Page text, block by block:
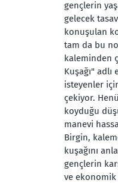
gençlerin
gelecek
konuşulan
tam da bu
kaleminden
Kuşağı" adlı
isteyenler
çekiyor.
koyduğu
manevi
Birgin,
kuşağını
gençlerin
ve